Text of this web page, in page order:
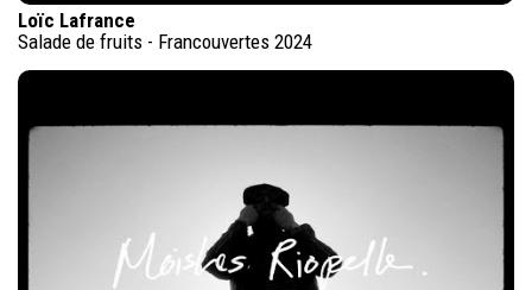
Loïc Lafrance
Salade de fruits - Francouvertes 2024